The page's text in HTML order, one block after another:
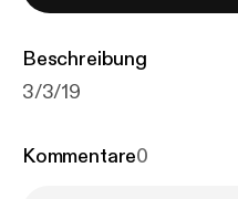
Beschreibung
3/3/19
Kommentare0